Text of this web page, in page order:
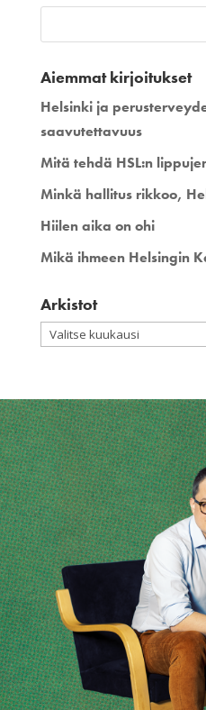
Aiemmat kirjoitukset
Helsinki ja
saavutettavuus
Mitä tehdä HSL:n
Minkä hallitus rikkoo,
Hiilen aika on ohi
Mikä ihmeen Helsingin
Arkistot
Arkistot